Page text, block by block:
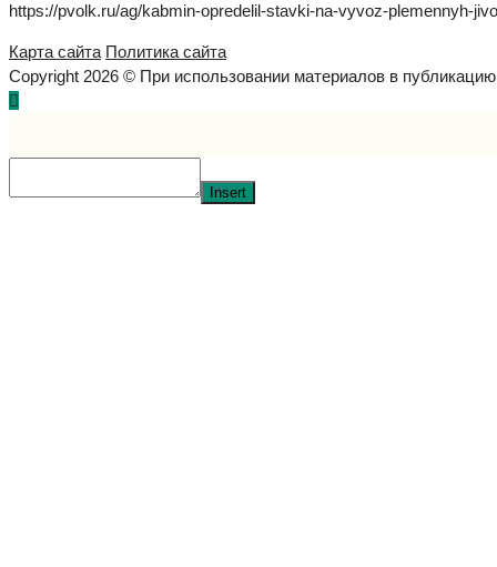
https://pvolk.ru/ag/kabmin-opredelil-stavki-na-vyvoz-plemennyh-
Карта сайта Политика сайта
Copyright 2026 © При использовании материалов в
Insert